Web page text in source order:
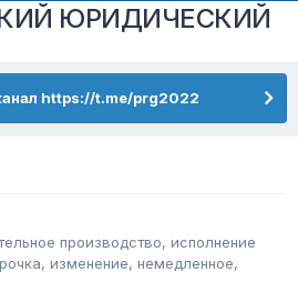
ЮРИДИЧЕСКИЙ
https://t.me/prg2022
производство, исполнение
изменение, немедленное,